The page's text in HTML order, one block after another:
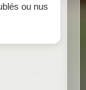
ou nus